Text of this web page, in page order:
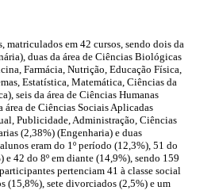
em 42 cursos, sendo dois da
duas da área de Ciências Biológicas
Farmácia, Nutrição, Educação Física,
Estatística, Matemática, Ciências da
seis da área de Ciências Humanas
de Ciências Sociais Aplicadas
Publicidade, Administração, Ciências
(2,38%) (Engenharia) e duas
eram do 1º período (12,3%), 51 do
e 42 do 8º em diante (14,9%), sendo 159
pertenciam 41 à classe social
(15,8%), sete divorciados (2,5%) e um